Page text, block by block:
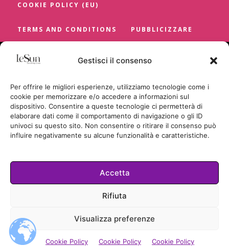
Gestisci il consenso
Per offrire le migliori esperienze, utilizziamo tecnologie come i
cookie per memorizzare e/o accedere a informazioni sul
dispositivo. Consentire a queste tecnologie ci permetterà di
elaborare dati come il comportamento di navigazione o gli ID
univoci su questo sito. Non consentire o ritirare il consenso può
influire negativamente su alcune funzionalità e caratteristiche.
Accetta
Rifiuta
Visualizza preferenze
Cookie Policy Cookie Policy Cookie Policy
COOKIE POLICY (EU)
TERMS AND CONDITIONS PUBBLICIZZARE
Cookie Policy
© LESUN.IT BY SUNCICA BADRIC